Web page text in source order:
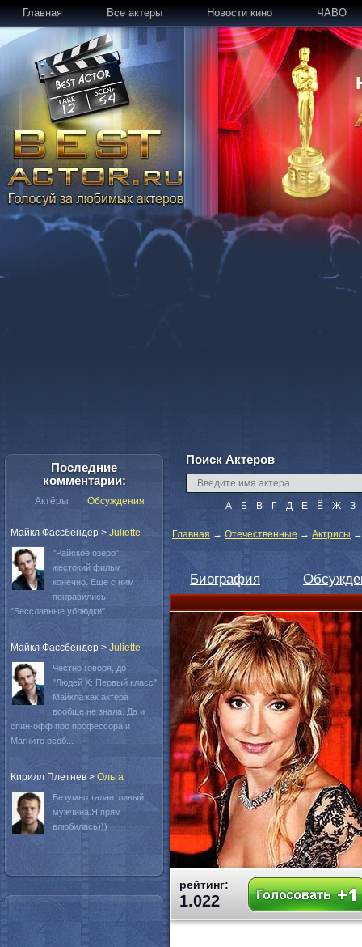
Главная Все актеры Новости кино ЧАВО
Поиск Актеров
А Б В Г Д Е Ё Ж З
Главная → Отечественные → Актрисы
Биография
рейтинг:
1.022
Последние
комментарии:
Актёры Обсуждения
Майкл Фассбендер > Juliette
"Райское озеро"
жестокий фильм
конечно. Еще с ним
понравились
"Бесславные ублюдки"...
Майкл Фассбендер > Juliette
Честно говоря, до
"Людей Х: Первый класс"
Майкла как актера
вообще не знала. Да и
спин-офф про профессора и
Магнито особ...
Кирилл Плетнев > Oльга
Безумно талантливый
мужчина.Я прям
влюбилась)))